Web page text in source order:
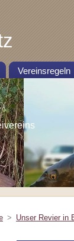
Vereinsregeln
> Unser Revier in